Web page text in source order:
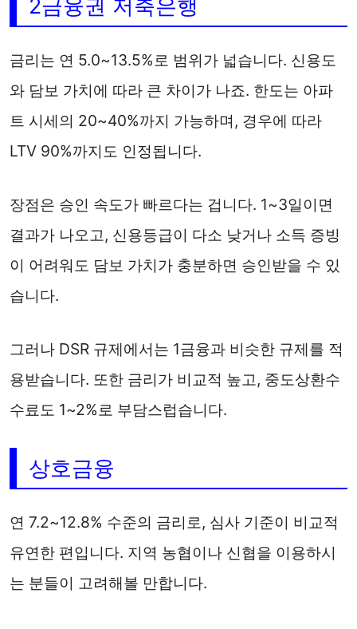
2금융권 저축은행
금리는 연 5.0~13.5%로 범위가 넓습니다. 신용도
와 담보 가치에 따라 큰 차이가 나죠. 한도는 아파
트 시세의 20~40%까지 가능하며, 경우에 따라
LTV 90%까지도 인정됩니다.
장점은 승인 속도가 빠르다는 겁니다. 1~3일이면
결과가 나오고, 신용등급이 다소 낮거나 소득 증빙
이 어려워도 담보 가치가 충분하면 승인받을 수 있
습니다.
그러나 DSR 규제에서는 1금융과 비슷한 규제를 적
용받습니다. 또한 금리가 비교적 높고, 중도상환수
수료도 1~2%로 부담스럽습니다.
상호금융
연 7.2~12.8% 수준의 금리로, 심사 기준이 비교적
유연한 편입니다. 지역 농협이나 신협을 이용하시
는 분들이 고려해볼 만합니다.